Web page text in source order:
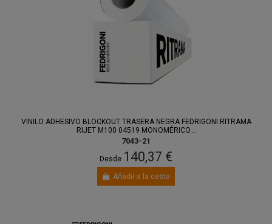
VINILO ADHESIVO BLOCKOUT TRASERA NEGRA FEDRIGONI RITRAMA
RIJET M100 04519 MONOMÉRICO...
7043-21
Desde 140,37 €
Añadir a la cesta